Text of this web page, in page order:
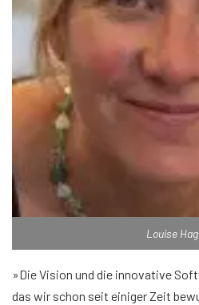
Louise
»Die Vision und die innovative
das wir schon seit einiger Zeit